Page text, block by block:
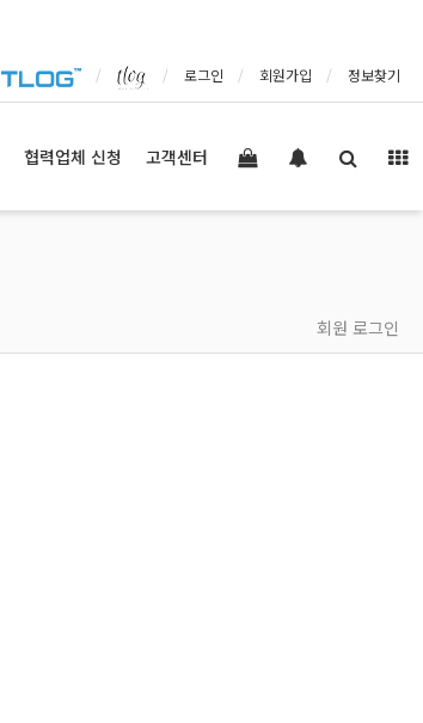
로그인 회원가입 정보찾기
협력업체 신청 고객센터
회원 로그인